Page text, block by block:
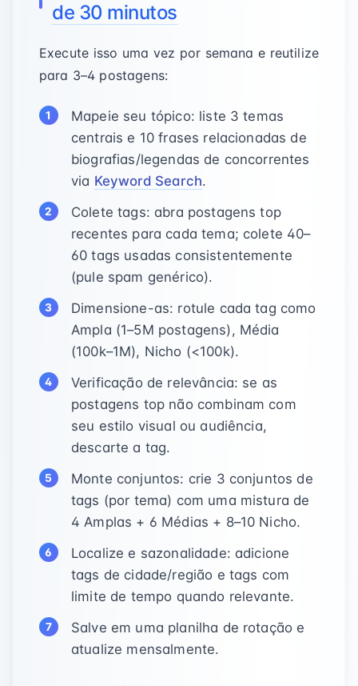
de 30 minutos
Execute isso uma vez por semana e reutilize
para 3–4 postagens:
Mapeie seu tópico: liste 3 temas
centrais e 10 frases relacionadas de
biografias/legendas de concorrentes
via Keyword Search.
Colete tags: abra postagens top
recentes para cada tema; colete 40–
60 tags usadas consistentemente
(pule spam genérico).
Dimensione-as: rotule cada tag como
Ampla (1–5M postagens), Média
(100k–1M), Nicho (<100k).
Verificação de relevância: se as
postagens top não combinam com
seu estilo visual ou audiência,
descarte a tag.
Monte conjuntos: crie 3 conjuntos de
tags (por tema) com uma mistura de
4 Amplas + 6 Médias + 8–10 Nicho.
Localize e sazonalidade: adicione
tags de cidade/região e tags com
limite de tempo quando relevante.
Salve em uma planilha de rotação e
atualize mensalmente.